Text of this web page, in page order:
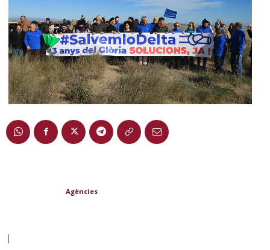
Agències
|